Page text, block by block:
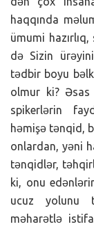
haqqında
ümumi hazırlıq,
də Sizin
tədbir boyu
olmur ki? Əsas
spikerlərin
həmişə tənqid,
onlardan, yəni
tənqidlər,
ki, onu
ucuz yolunu
məharətlə